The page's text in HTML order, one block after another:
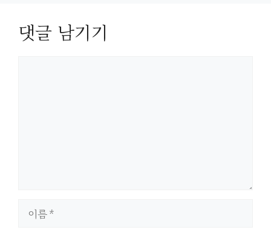
댓글 남기기